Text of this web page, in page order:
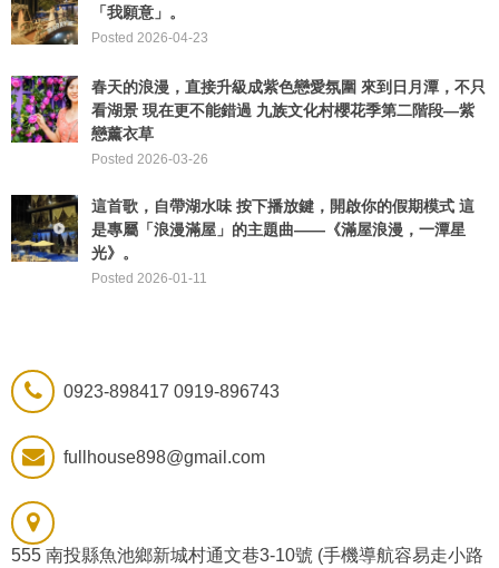
「我願意」。
Posted 2026-04-23
春天的浪漫，直接升級成紫色戀愛氛圍 來到日月潭，不只
看湖景 現在更不能錯過 九族文化村櫻花季第二階段—紫
戀薰衣草
Posted 2026-03-26
這首歌，自帶湖水味 ​按下播放鍵，開啟你的假期模式 這
是專屬「浪漫滿屋」的主題曲——《滿屋浪漫，一潭星
光》。
Posted 2026-01-11
0923-898417 0919-896743
fullhouse898@gmail.com
555 南投縣魚池鄉新城村通文巷3-10號 (手機導航容易走小路